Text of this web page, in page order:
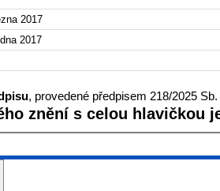
2017
2017
, provedené předpisem 218/2025
znění s celou hlavičkou